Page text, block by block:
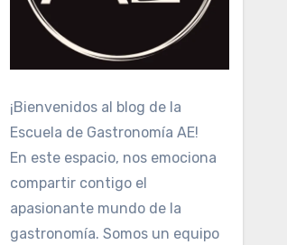
¡Bienvenidos al blog de la
Escuela de Gastronomía AE!
En este espacio, nos emociona
compartir contigo el
apasionante mundo de la
gastronomía. Somos un equipo